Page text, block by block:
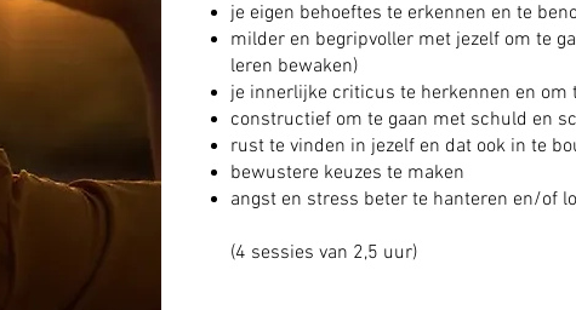
je eigen behoeftes te erkennen en te
milder en begripvoller met jezelf om te
leren bewaken)
je innerlijke criticus te herkennen en om
constructief om te gaan met schuld en
rust te vinden in jezelf en dat ook in te
bewustere keuzes te maken
angst en stress beter te hanteren en/of
(4 sessies van 2,5 uur)